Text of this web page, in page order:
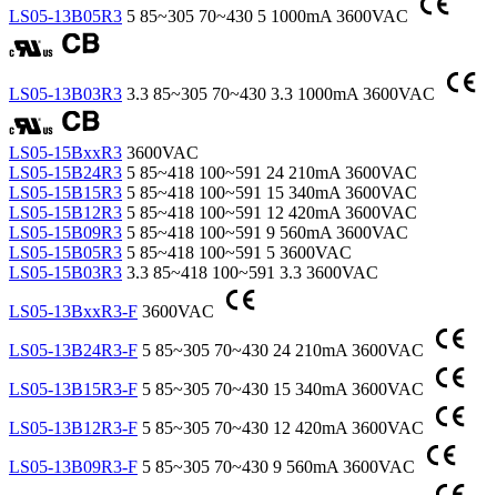
LS05-13B05R3 5 85~305 70~430 5 1000mA 3600VAC
LS05-13B03R3 3.3 85~305 70~430 3.3 1000mA 3600VAC
LS05-15BxxR3 3600VAC
LS05-15B24R3 5 85~418 100~591 24 210mA 3600VAC
LS05-15B15R3 5 85~418 100~591 15 340mA 3600VAC
LS05-15B12R3 5 85~418 100~591 12 420mA 3600VAC
LS05-15B09R3 5 85~418 100~591 9 560mA 3600VAC
LS05-15B05R3 5 85~418 100~591 5 3600VAC
LS05-15B03R3 3.3 85~418 100~591 3.3 3600VAC
LS05-13BxxR3-F 3600VAC
LS05-13B24R3-F 5 85~305 70~430 24 210mA 3600VAC
LS05-13B15R3-F 5 85~305 70~430 15 340mA 3600VAC
LS05-13B12R3-F 5 85~305 70~430 12 420mA 3600VAC
LS05-13B09R3-F 5 85~305 70~430 9 560mA 3600VAC